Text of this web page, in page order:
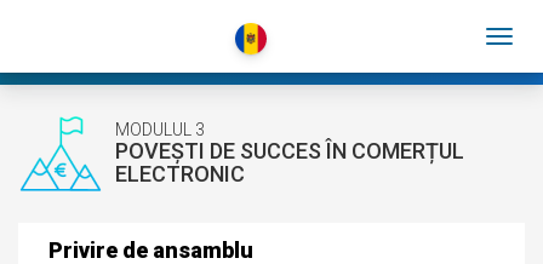
MODULUL 3
POVEȘTI DE SUCCES ÎN COMERȚUL
ELECTRONIC
Privire de ansamblu